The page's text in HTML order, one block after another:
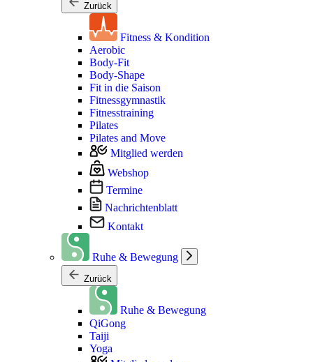
Zurück
Fitness & Kondition
Aerobic
Body-Fit
Body-Shape
Fit in die Saison
Fitnessgymnastik
Fitnesstraining
Pilates
Pilates and Move
Mitglied werden
Webshop
Termine
Nachrichtenblatt
Kontakt
Ruhe & Bewegung
Zurück
Ruhe & Bewegung
QiGong
Taiji
Yoga